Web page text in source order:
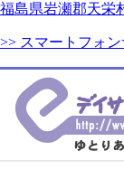
福島県岩瀬郡天栄
>> スマートフォ